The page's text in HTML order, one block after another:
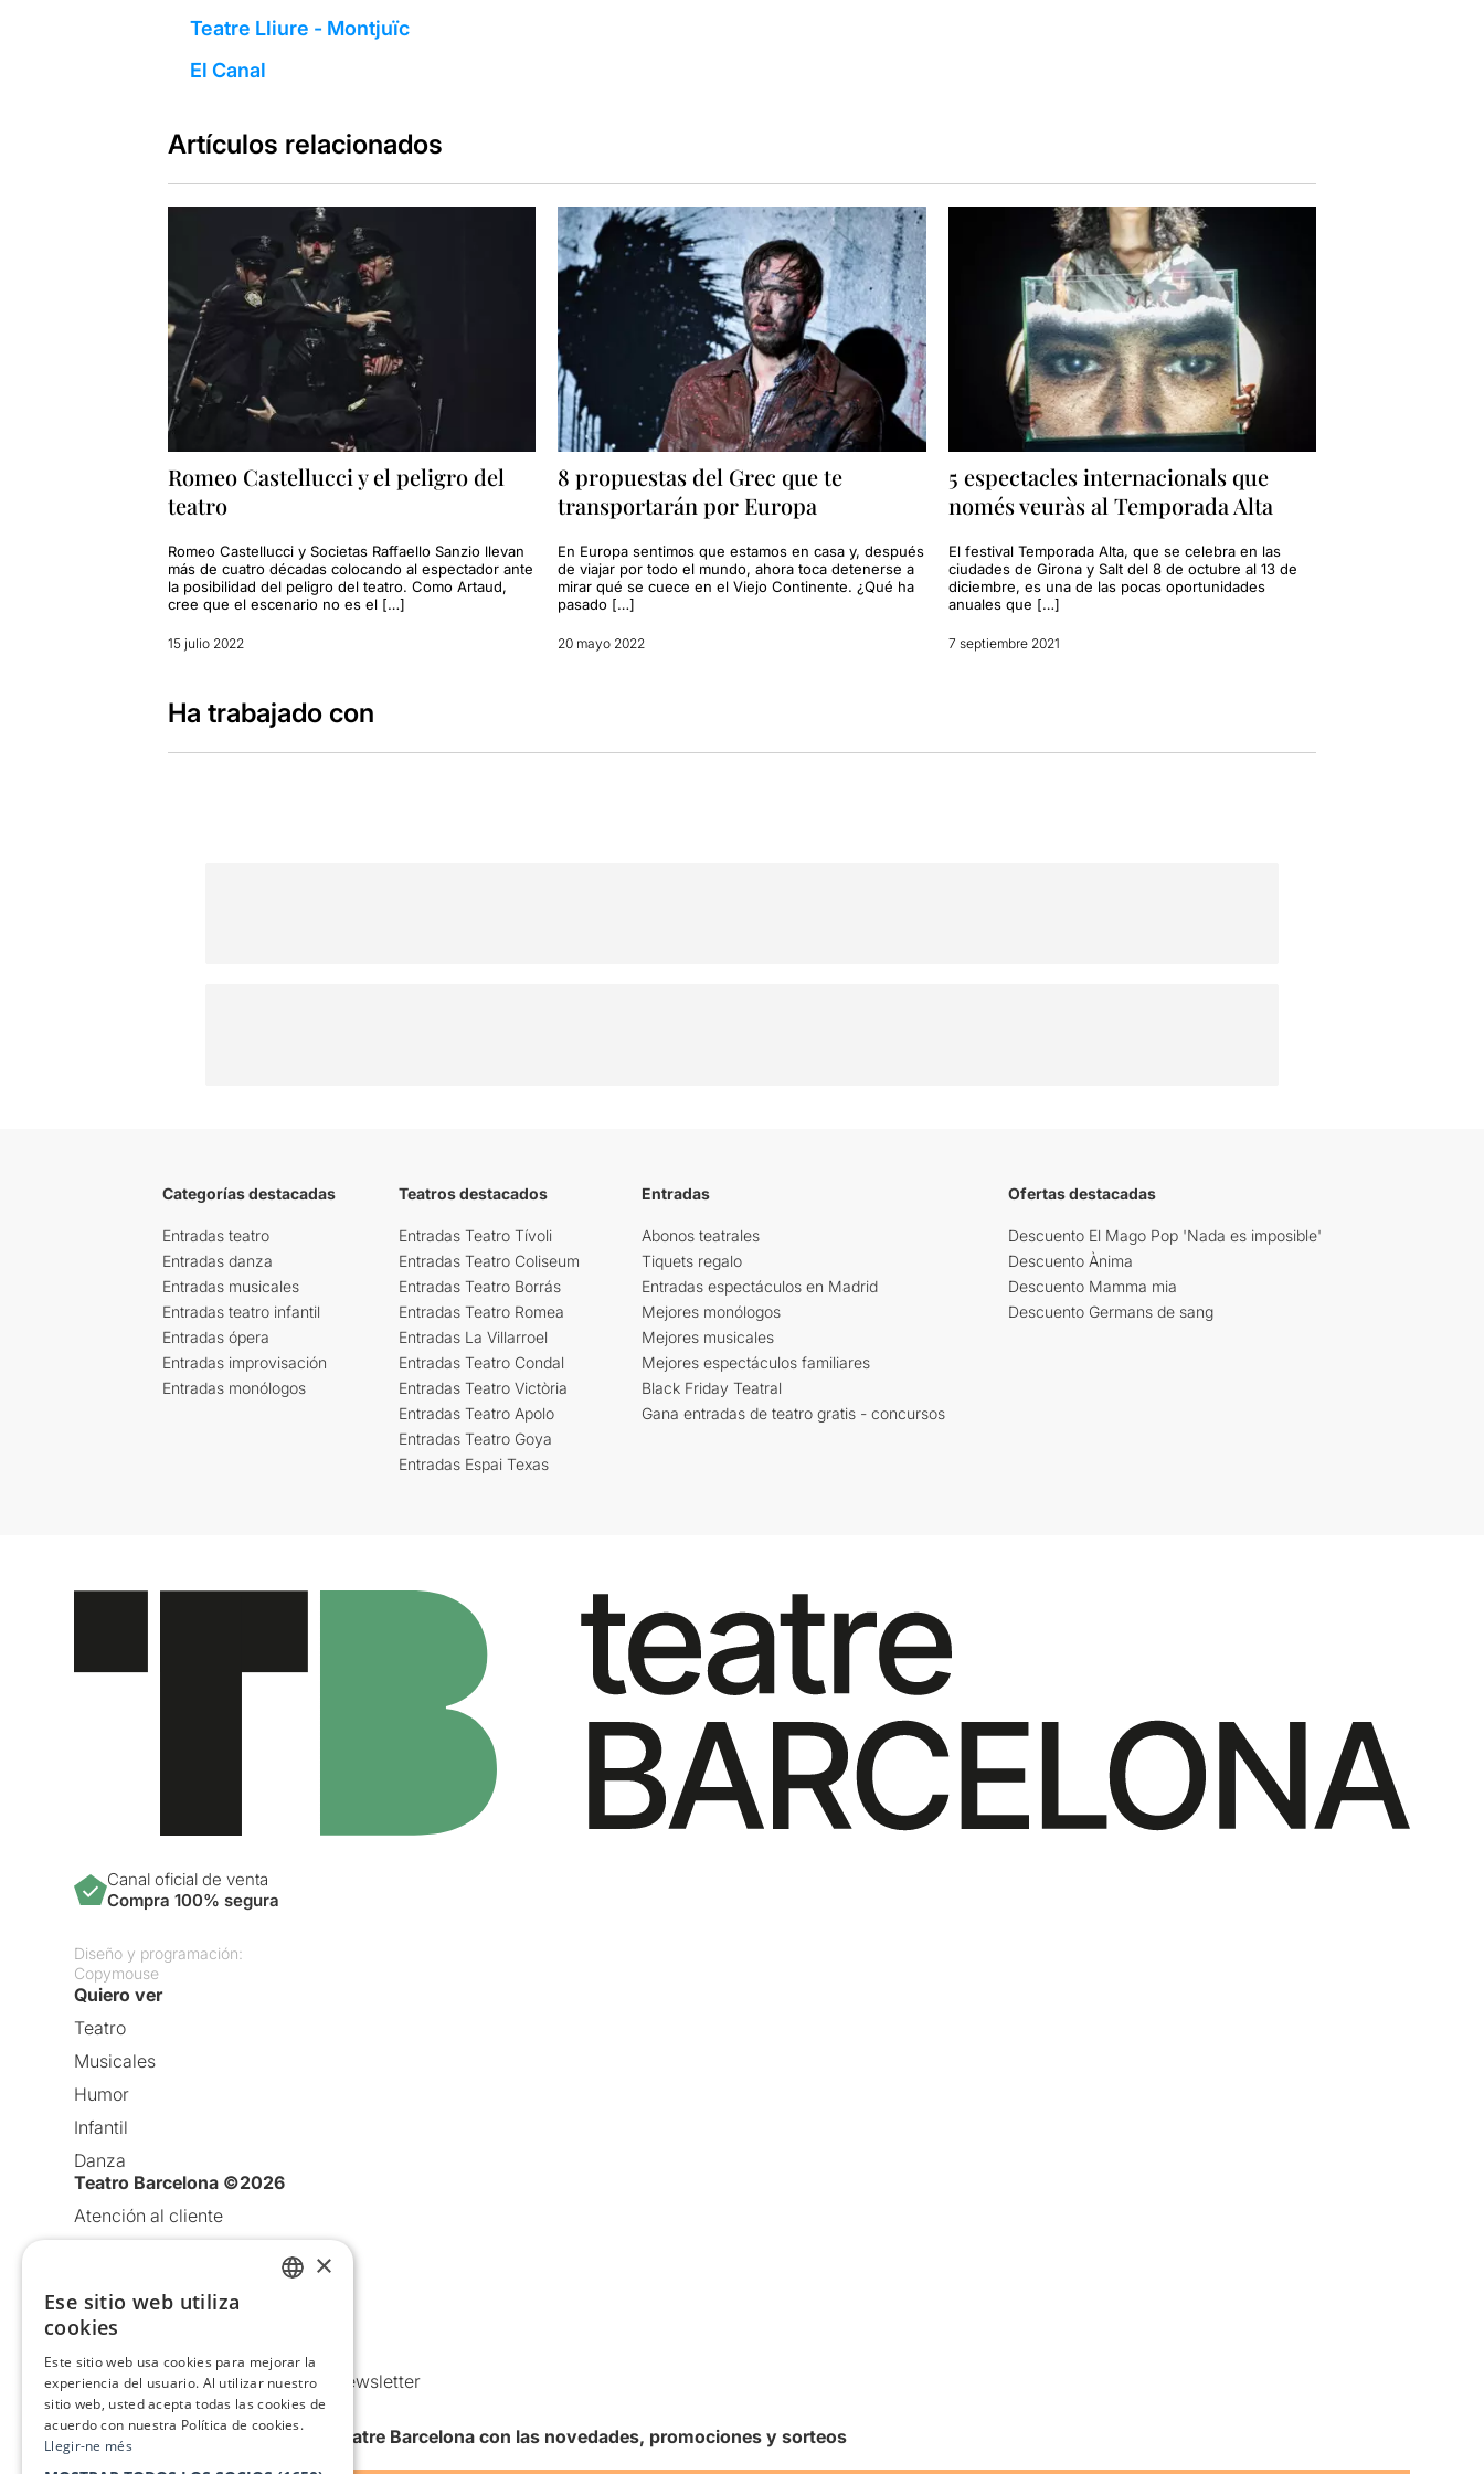
Teatre Lliure - Montjuïc
El Canal
Artículos relacionados
Romeo Castellucci y el peligro del
teatro
Romeo Castellucci y Societas Raffaello Sanzio llevan
más de cuatro décadas colocando al espectador ante
la posibilidad del peligro del teatro. Como Artaud,
cree que el escenario no es el […]
15 julio 2022
8 propuestas del Grec que te
transportarán por Europa
En Europa sentimos que estamos en casa y, después
de viajar por todo el mundo, ahora toca detenerse a
mirar qué se cuece en el Viejo Continente. ¿Qué ha
pasado […]
20 mayo 2022
5 espectacles internacionals que
només veuràs al Temporada Alta
El festival Temporada Alta, que se celebra en las
ciudades de Girona y Salt del 8 de octubre al 13 de
diciembre, es una de las pocas oportunidades
anuales que […]
7 septiembre 2021
Ha trabajado con
Categorías destacadas
Entradas teatro
Entradas danza
Entradas musicales
Entradas teatro infantil
Entradas ópera
Entradas improvisación
Entradas monólogos
Teatros destacados
Entradas Teatro Tívoli
Entradas Teatro Coliseum
Entradas Teatro Borrás
Entradas Teatro Romea
Entradas La Villarroel
Entradas Teatro Condal
Entradas Teatro Victòria
Entradas Teatro Apolo
Entradas Teatro Goya
Entradas Espai Texas
Entradas
Abonos teatrales
Tiquets regalo
Entradas espectáculos en Madrid
Mejores monólogos
Mejores musicales
Mejores espectáculos familiares
Black Friday Teatral
Gana entradas de teatro gratis - concursos
Ofertas destacadas
Descuento El Mago Pop 'Nada es imposible'
Descuento Ànima
Descuento Mamma mia
Descuento Germans de sang
Canal oficial de venta
Compra 100% segura
Diseño y programación:
Copymouse
Quiero ver
Teatro
Musicales
Humor
Infantil
Danza
Teatro Barcelona ©2026
Atención al cliente
Política de Cookies
Comunicaciones comerciales y Newsletter
Anuncia’t
Quiero recibir la newsletter de Teatre Barcelona con las novedades, promociones y sorteos
×
Ese sitio web utiliza
cookies
Este sitio web usa cookies para mejorar la
experiencia del usuario. Al utilizar nuestro
sitio web, usted acepta todas las cookies de
acuerdo con nuestra Política de cookies.
Llegir-ne més